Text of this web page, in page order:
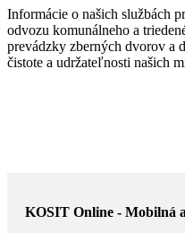
Informácie o našich službách
odvozu komunálneho a
prevádzky zberných dvorov a
čistote a udržateľnosti našich
KOSIT Online - Mobilná